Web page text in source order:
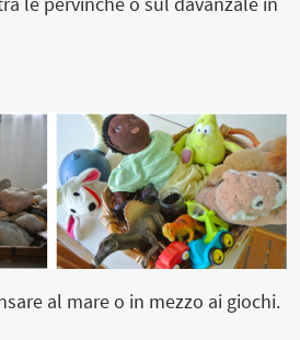
al mare o in mezzo ai giochi.